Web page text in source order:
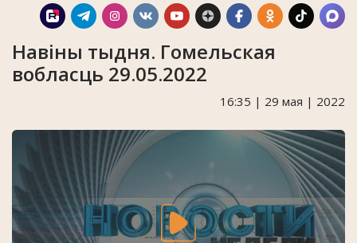
Навіны тыдня. Гомельская
вобласць 29.05.2022
16:35 | 29 мая | 2022